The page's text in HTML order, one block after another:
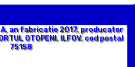
A, an fabricatie 2017, producator
OTOPENI, ILFOV, cod postal
75158